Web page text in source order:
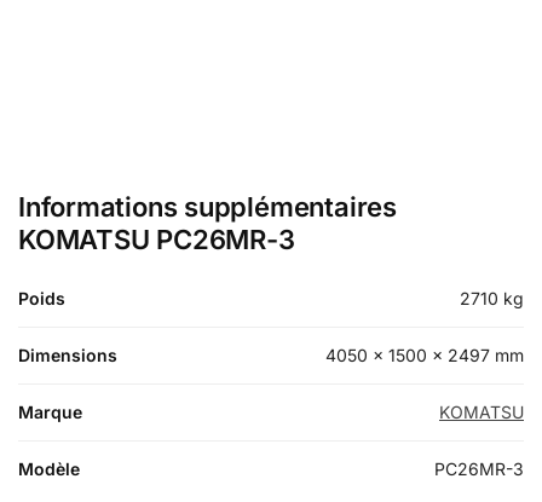
Informations supplémentaires
KOMATSU PC26MR-3
Poids 2710 kg
Dimensions 4050 × 1500 × 2497 mm
Marque KOMATSU
Modèle PC26MR-3